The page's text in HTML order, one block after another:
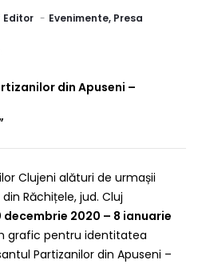
Editor Evenimente, Presa
din Apuseni –
Clujeni alături de urmașii
Răchițele, jud. Cluj
decembrie 2020 – 8 ianuarie
grafic pentru identitatea
Partizanilor din Apuseni –